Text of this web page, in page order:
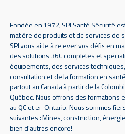
Fondée en 1972, SPI Santé Sécurité
matière de produits et de services de
SPI vous aide à relever vos défis en
des solutions 360 complètes et
équipements, des services
consultation et de la formation en
partout au Canada à partir de la
Québec. Nous offrons des formations
au QC et en Ontario. Nous sommes
suivantes : Mines, construction,
bien d'autres encore!